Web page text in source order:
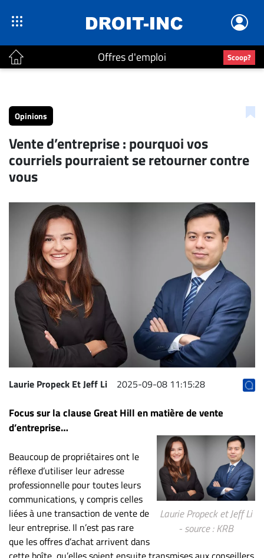
Offres d'emploi Scoop?
Accueil
Continu
Nominations
Bureaux
Conseillers
Juridiques
Campus
Carrière
Archives
CARRIÈRE
ET
EMPLOIS
AVOCATS
ET
Offres
d'emploi
Formation
Continue
Métiers
Scoop?
CABINETS
ET
Opinions
Vente d’entreprise : pourquoi vos
courriels pourraient se retourner contre
vous
Laurie Propeck Et Jeff Li 2025-09-08 11:15:28
Focus sur la clause Great Hill en matière de vente
d’entreprise…
Laurie Propeck et Jeff Li
- source : KRB
Beaucoup de propriétaires ont le
réflexe d’utiliser leur adresse
professionnelle pour toutes leurs
communications, y compris celles
liées à une transaction de vente de
leur entreprise. Il n’est pas rare
que les offres d’achat arrivent dans